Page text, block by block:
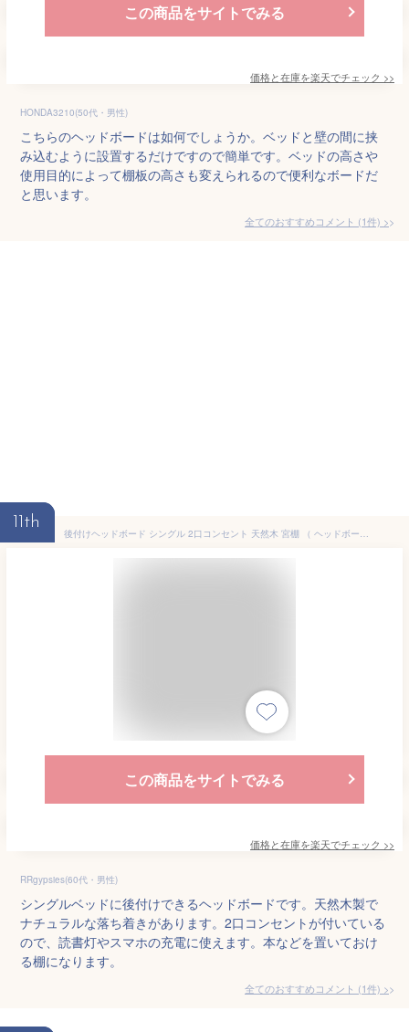
この商品をサイトでみる
価格と在庫を楽天でチェック >>
HONDA3210(50代・男性)
こちらのヘッドボードは如何でしょうか。ベッドと壁の間に挟
み込むように設置するだけですので簡単です。ベッドの高さや
使用目的によって棚板の高さも変えられるので便利なボードだ
と思います。
全てのおすすめコメント (1件) >
11th
後付けヘッドボード シングル 2口コンセント 天然木 宮棚 （ ヘッドボードのみ 後付 棚 ラック コンセント付 薄型 シングル用 収納 省スペース ヘッドボード 間仕切 飾り棚 シェルフ 木製 ）
この商品をサイトでみる
価格と在庫を楽天でチェック >>
RRgypsies(60代・男性)
シングルベッドに後付けできるヘッドボードです。天然木製で
ナチュラルな落ち着きがあります。2口コンセントが付いている
ので、読書灯やスマホの充電に使えます。本などを置いておけ
る棚になります。
全てのおすすめコメント (1件) >